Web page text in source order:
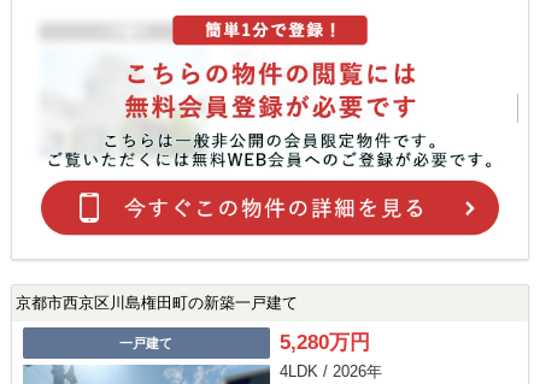
京都市西京区川島権田町の新築一戸建て
一戸建て 5,280万円
4LDK / 2026年